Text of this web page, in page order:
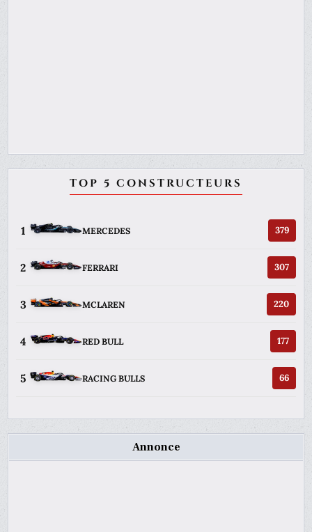
TOP 5 CONSTRUCTEURS
1 MERCEDES 379
2 FERRARI 307
3 MCLAREN 220
4 RED BULL 177
5 RACING BULLS 66
Annonce